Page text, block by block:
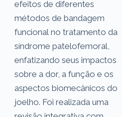
efeitos de diferentes
métodos de bandagem
funcional no tratamento da
síndrome patelofemoral,
enfatizando seus impactos
sobre a dor, a função e os
aspectos biomecânicos do
joelho. Foi realizada uma